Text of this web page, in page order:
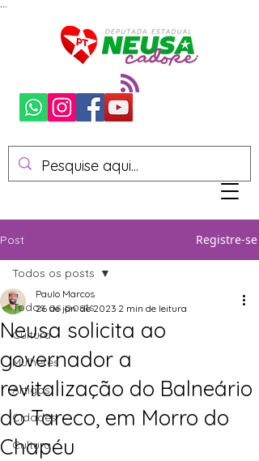
Post Registre-se
Todos os posts
Cultura
Mulheres
Artigos
Cidades
Cultura
Todos os posts
Neusa solicita ao
governador a
revitalização do Balneário
do Tareco, em Morro do
Chapéu
Paulo Marcos
26 de jan. de 2023 2 min de leitura